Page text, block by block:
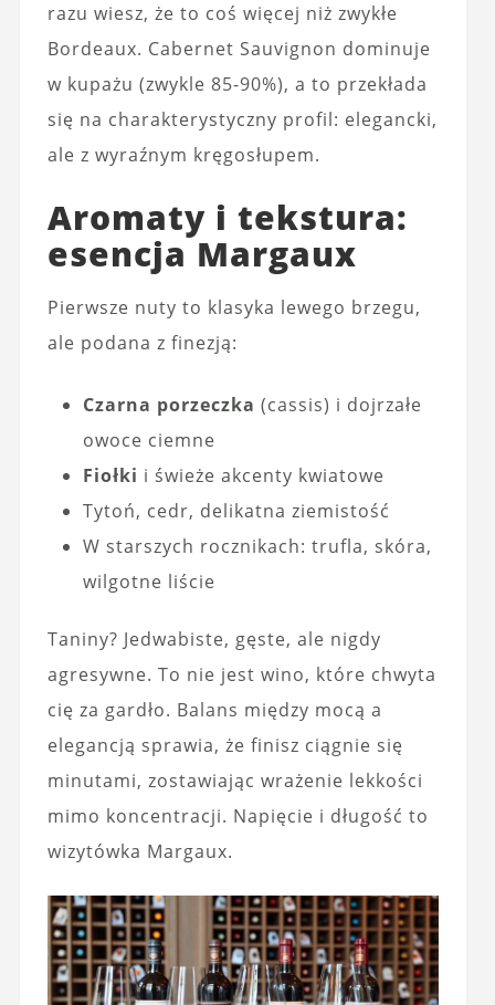
razu wiesz, że to coś więcej niż zwykłe
Bordeaux. Cabernet Sauvignon dominuje
w kupażu (zwykle 85-90%), a to przekłada
się na charakterystyczny profil: elegancki,
ale z wyraźnym kręgosłupem.
Aromaty i tekstura:
esencja Margaux
Pierwsze nuty to klasyka lewego brzegu,
ale podana z finezją:
Czarna porzeczka (cassis) i dojrzałe
owoce ciemne
Fiołki i świeże akcenty kwiatowe
Tytoń, cedr, delikatna ziemistość
W starszych rocznikach: trufla, skóra,
wilgotne liście
Taniny? Jedwabiste, gęste, ale nigdy
agresywne. To nie jest wino, które chwyta
cię za gardło. Balans między mocą a
elegancją sprawia, że finisz ciągnie się
minutami, zostawiając wrażenie lekkości
mimo koncentracji. Napięcie i długość to
wizytówka Margaux.